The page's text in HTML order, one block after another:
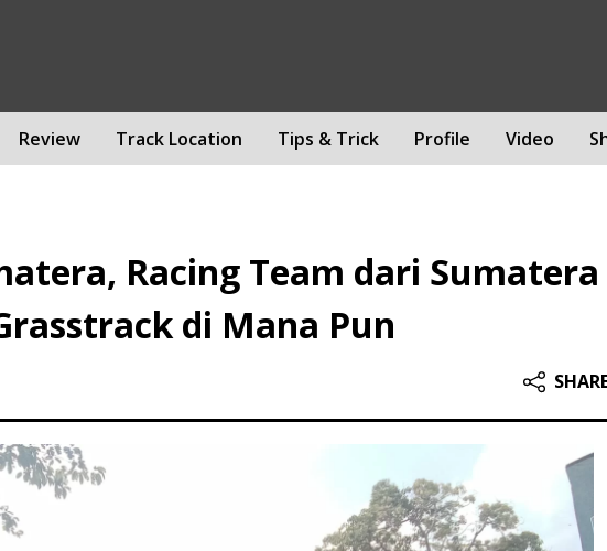
Review Track Location Tips & Trick Profile Video
Racing Team dari
di Mana Pun